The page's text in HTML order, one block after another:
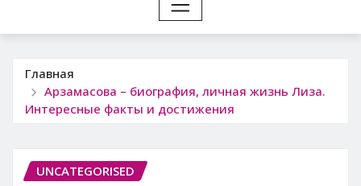
Главная
Арзамасова – биография, личная жизнь Лиза.
Интересные факты и достижения
UNCATEGORISED